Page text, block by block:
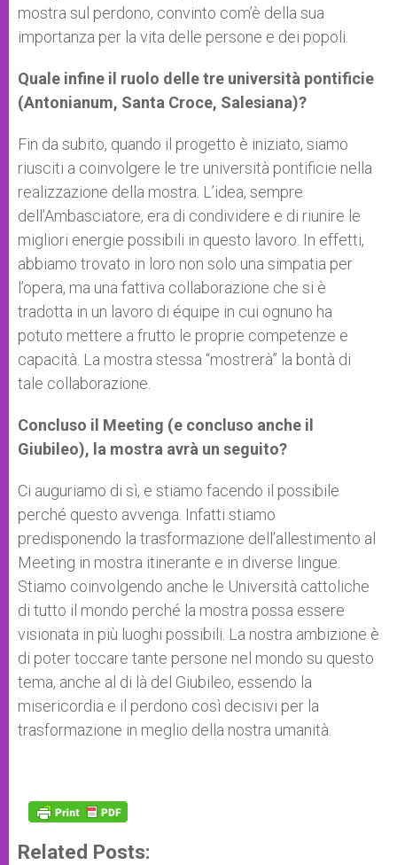
mostra sul perdono, convinto com’è della sua
importanza per la vita delle persone e dei popoli.
Quale infine il ruolo delle tre università pontificie
(Antonianum, Santa Croce, Salesiana)?
Fin da subito, quando il progetto è iniziato, siamo
riusciti a coinvolgere le tre università pontificie nella
realizzazione della mostra. L’idea, sempre
dell’Ambasciatore, era di condividere e di riunire le
migliori energie possibili in questo lavoro. In effetti,
abbiamo trovato in loro non solo una simpatia per
l’opera, ma una fattiva collaborazione che si è
tradotta in un lavoro di équipe in cui ognuno ha
potuto mettere a frutto le proprie competenze e
capacità. La mostra stessa “mostrerà” la bontà di
tale collaborazione.
Concluso il Meeting (e concluso anche il
Giubileo), la mostra avrà un seguito?
Ci auguriamo di sì, e stiamo facendo il possibile
perché questo avvenga. Infatti stiamo
predisponendo la trasformazione dell’allestimento al
Meeting in mostra itinerante e in diverse lingue.
Stiamo coinvolgendo anche le Università cattoliche
di tutto il mondo perché la mostra possa essere
visionata in più luoghi possibili. La nostra ambizione è
di poter toccare tante persone nel mondo su questo
tema, anche al di là del Giubileo, essendo la
misericordia e il perdono così decisivi per la
trasformazione in meglio della nostra umanità.
Related Posts: